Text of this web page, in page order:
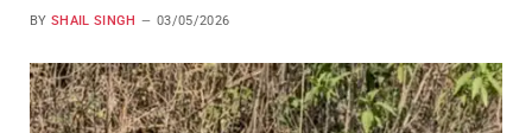
BY SHAIL SINGH 03/05/2026